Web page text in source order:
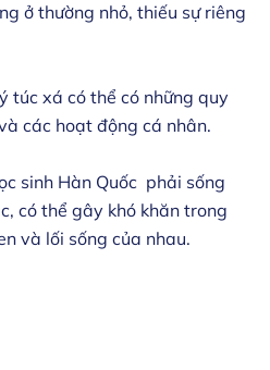
ở thường nhỏ, thiếu sự riêng
túc xá có thể có những quy
các hoạt động cá nhân.
sinh Hàn Quốc phải sống
có thể gây khó khăn trong
và lối sống của nhau.